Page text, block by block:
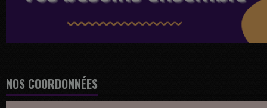
NOS COORDONNÉES